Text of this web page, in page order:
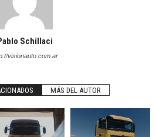
Schillaci
visionauto.com.ar
MÁS DEL AUTOR